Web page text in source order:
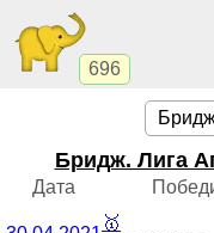
696
Бридж. Лига
Дата
🥇